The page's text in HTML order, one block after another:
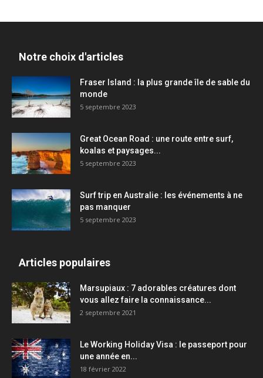
Notre choix d'articles
Fraser Island : la plus grande île de sable du
monde
5 septembre 2023
Great Ocean Road : une route entre surf,
koalas et paysages...
5 septembre 2023
Surf trip en Australie : les événements à ne
pas manquer
5 septembre 2023
Articles populaires
Marsupiaux : 7 adorables créatures dont
vous allez faire la connaissance...
2 septembre 2021
Le Working Holiday Visa : le passeport pour
une année en...
18 février 2022